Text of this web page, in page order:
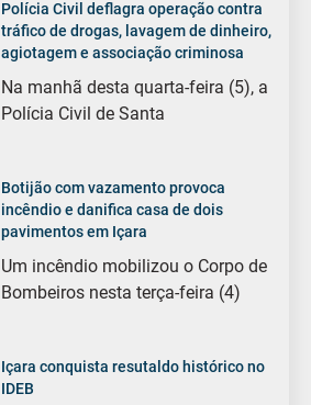
Polícia Civil deflagra operação contra
tráfico de drogas, lavagem de dinheiro,
agiotagem e associação criminosa
Na manhã desta quarta-feira (5), a
Polícia Civil de Santa
Botijão com vazamento provoca
incêndio e danifica casa de dois
pavimentos em Içara
Um incêndio mobilizou o Corpo de
Bombeiros nesta terça-feira (4)
Içara conquista resutaldo histórico no
IDEB